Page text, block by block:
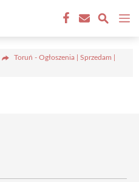
Toruń - Ogłoszenia | Sprzedam |